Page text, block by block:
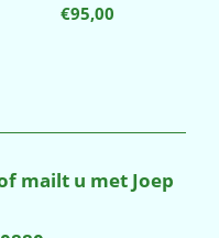
€95,00
mailt u met Joep